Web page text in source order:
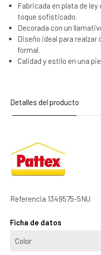
Fabricada en plata de
toque sofisticado.
Decorada con un
Diseño ideal para
formal.
Calidad y estilo en una
Detalles del producto
Referencia 1349575-5NU
Ficha de datos
Color